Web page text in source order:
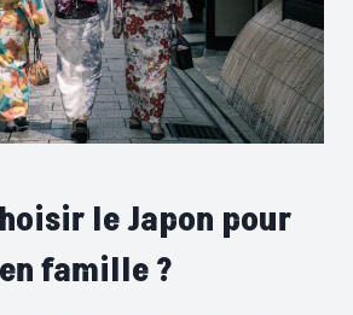
le Japon pour
famille ?